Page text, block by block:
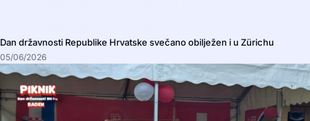
Dan državnosti Republike Hrvatske svečano obilježen i u Zürichu
05/06/2026